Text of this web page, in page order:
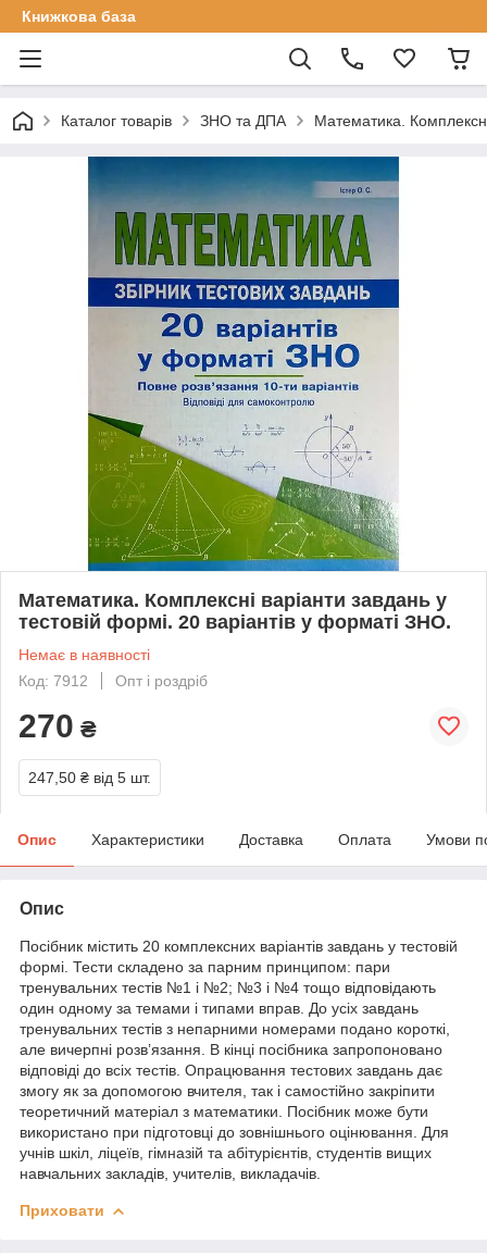
Книжкова база
Каталог товарів ЗНО та ДПА Математика.
Математика. Комплексні варіанти завдань у
тестовій формі. 20 варіантів у форматі ЗНО.
Немає в наявності
Код: 7912
Опт і роздріб
270 ₴
247,50 ₴ від 5 шт.
Опис Характеристики Доставка Оплата Умови
Опис
Посібник містить 20 комплексних варіантів завдань у тестовій
формі. Тести складено за парним принципом: пари
тренувальних тестів №1 і №2; №3 і №4 тощо відповідають
один одному за темами і типами вправ. До усіх завдань
тренувальних тестів з непарними номерами подано короткі,
але вичерпні розв’язання. В кінці посібника запропоновано
відповіді до всіх тестів. Опрацювання тестових завдань дає
змогу як за допомогою вчителя, так і самостійно закріпити
теоретичний матеріал з математики. Посібник може бути
використано при підготовці до зовнішнього оцінювання. Для
учнів шкіл, ліцеїв, гімназій та абітурієнтів, студентів вищих
навчальних закладів, учителів, викладачів.
Приховати